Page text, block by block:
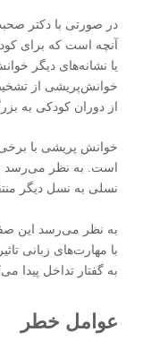
در صورتی با دکتر
آنچه است که برای
یا نشانه‌های دیگر
خوانش‌پریشی از
از دوران کودکی به
خوانش‌ پریشی با
است. به نظر می‌رسد
نسلی به نسل دیگر
به نظر می‌رسد این
با مهارت‌های زبانی
به گفتار تداخل پیدا
عوامل خطر